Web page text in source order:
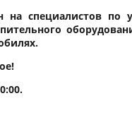
на специалистов по